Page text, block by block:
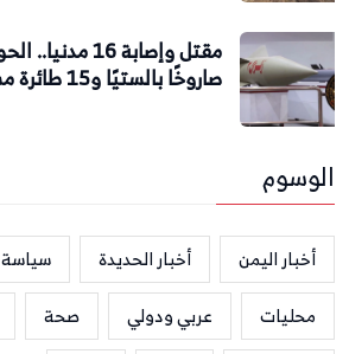
صاروخًا بالستيًا و15 طائرة مسيرة على مأرب
الوسوم
أخبار اليمن أخبار الحديدة سياسة
محليات
عربي ودولي صحة